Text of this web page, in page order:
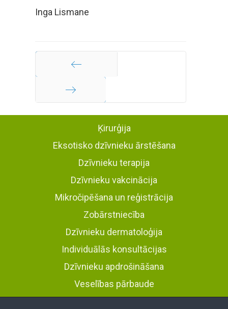
Inga Lismane
Iepriekšējā
Turpināt
Ķirurģija
Eksotisko dzīvnieku ārstēšana
Dzīvnieku terapija
Dzīvnieku vakcinācija
Mikročipēšana un reģistrācija
Zobārstniecība
Dzīvnieku dermatoloģija
Individuālās konsultācijas
Dzīvnieku apdrošināšana
Veselības pārbaude